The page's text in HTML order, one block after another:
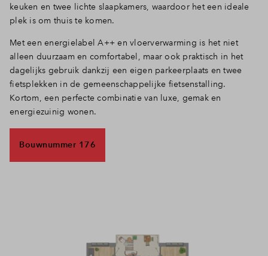
keuken en twee lichte slaapkamers, waardoor het een ideale
plek is om thuis te komen.
Met een energielabel A++ en vloerverwarming is het niet
alleen duurzaam en comfortabel, maar ook praktisch in het
dagelijks gebruik dankzij een eigen parkeerplaats en twee
fietsplekken in de gemeenschappelijke fietsenstalling.
Kortom, een perfecte combinatie van luxe, gemak en
energiezuinig wonen.
Bouwnummer 176